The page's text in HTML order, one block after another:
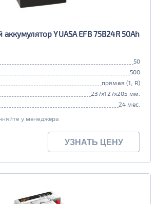
YUASA EFB 75B24R 50Ah
50
500
прямая (1, R)
237x127x205 мм.
24 мес.
у менеджера
УЗНАТЬ ЦЕНУ